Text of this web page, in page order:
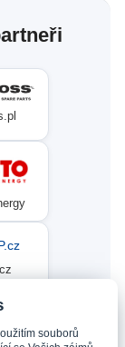
souborů